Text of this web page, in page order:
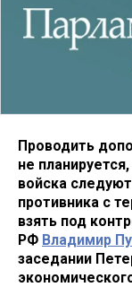
Проводить
не
войска
противника с
взять под
РФ Владимир
заседании